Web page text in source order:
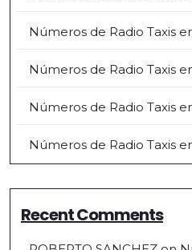
Números de Radio Taxis
Números de Radio Taxis
Números de Radio Taxis
Números de Radio Taxis
Recent Comments